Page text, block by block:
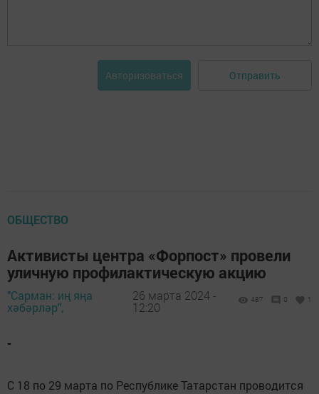
Авторизоваться Отправить
ОБЩЕСТВО
Активисты центра «Форпост» провели
уличную профилактическую акцию
"Сарман: иң яңа
хәбәрләр",
26 марта 2024 -
12:20
487 0 1
-
С 18 по 29 марта по Республике Татарстан проводится